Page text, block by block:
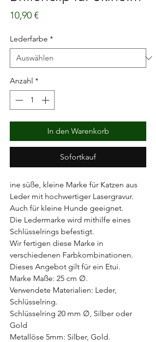
10,90 €Preis
Lederfarbe *
Anzahl *
In den Warenkorb
Sofortkauf
ine süße, kleine Marke für Katzen aus
Leder mit hochwertiger Lasergravur.
Auch für kleine Hunde geeignet.
Die Ledermarke wird mithilfe eines
Schlüsselrings befestigt.
Wir fertigen diese Marke in
verschiedenen Farbkombinationen.
Dieses Angebot gilt für ein Etui.
Marke Maße: 25 cm ∅.
Verwendete Materialien: Leder,
Schlüsselring.
Schlüsselring 20 mm ∅, Silber oder
Gold
Metallöse 5mm: Silber, Gold.